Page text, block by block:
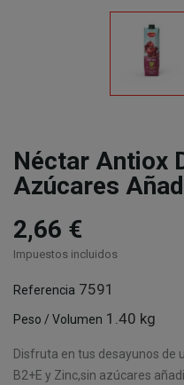
Néctar Antiox
Azúcares
2,66 €
Impuestos incluidos
Referencia 7591
Peso / Volumen 1.40 kg
Disfruta en tus desayunos de
B2+E y Zinc,sin azúcares